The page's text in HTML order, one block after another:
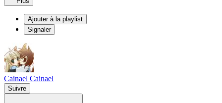
Ajouter à la playlist
Signaler
Cainael Cainael
Suivre